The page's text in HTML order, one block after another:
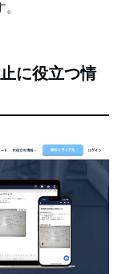
に役立つ情